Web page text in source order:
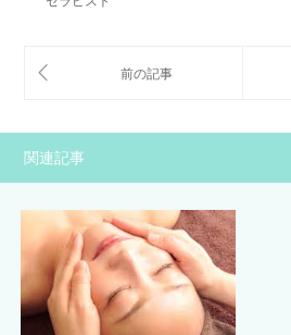
関連記事